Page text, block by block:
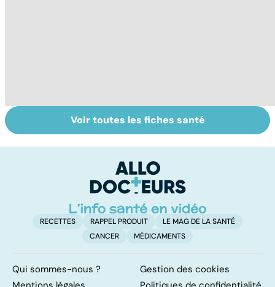
Comment tenir
ses bonnes
BPCO, la
bronchite du
Voir toutes les fiches santé
RECETTES RAPPEL PRODUIT
LE MAG DE LA SANTÉ
CANCER
MÉDICAMENTS
Qui sommes-nous ?
Gestion des cookies